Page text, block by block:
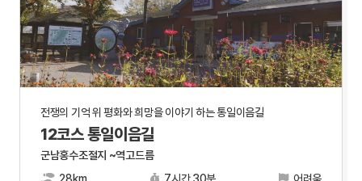
전쟁의 기억 위 평화와 희망을 이야기 하는 통일이음길
12코스 통일이음길
군남홍수조절지 ~역고드름